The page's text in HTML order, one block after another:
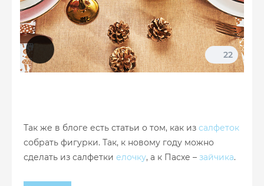
22
Так же в блоге есть статьи о том, как из салфеток
собрать фигурки. Так, к новому году можно
сделать из салфетки елочку, а к Пасхе – зайчика.